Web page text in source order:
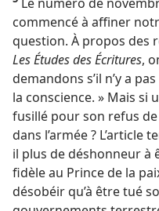
commencé à affiner
question. À propos des
Les Études des Écritures,
demandons s’il n’y a
la conscience. » Mais si
fusillé pour son refus
dans l’armée ? L’article
il plus de déshonneur à
fidèle au Prince de la
désobéir qu’à être tué